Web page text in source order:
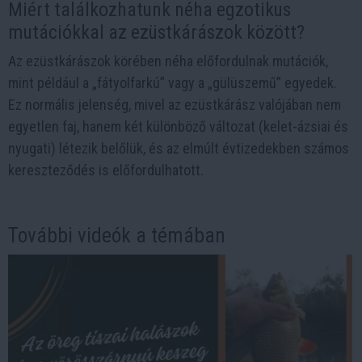
Miért találkozhatunk néha egzotikus
mutációkkal az ezüstkárászok között?
Az ezüstkárászok körében néha előfordulnak mutációk,
mint például a „fátyolfarkú” vagy a „gülüszemű” egyedek.
Ez normális jelenség, mivel az ezüstkárász valójában nem
egyetlen faj, hanem két különböző változat (kelet-ázsiai és
nyugati) létezik belőlük, és az elmúlt évtizedekben számos
kereszteződés is előfordulhatott.
További videók a témában